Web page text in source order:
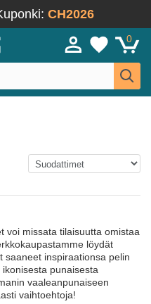
CH2026
0
voi missata tilaisuutta omistaa
löydät
saaneet inspiraationsa pelin
punaisesta
vaaleanpunaiseen
vaihtoehtoja!